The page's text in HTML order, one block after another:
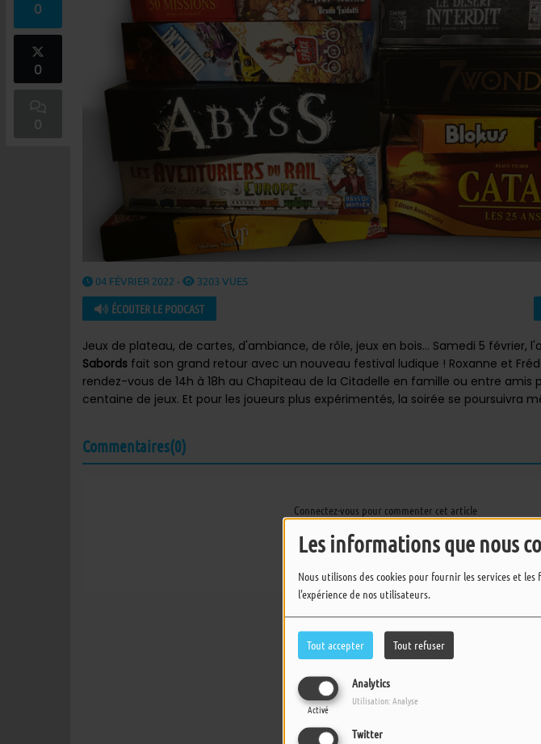
Les informations que nous
Nous utilisons des cookies pour fournir les services et
l'expérience de nos utilisateurs.
Tout accepter Tout refuser
Analytics
Activé
Utilisation: Analyse
Twitter
0
0
0
04 FÉVRIER 2022 - 3203 VUES
ÉCOUTER LE PODCAST
Jeux de plateau, de cartes, d'ambiance, de rôle, jeux en bois... Samedi 5 février,
Sabords fait son grand retour avec un nouveau festival ludique ! Roxanne et
rendez-vous de 14h à 18h au Chapiteau de la Citadelle en famille ou entre amis
centaine de jeux. Et pour les joueurs plus expérimentés, la soirée se poursuivra
Commentaires(0)
Connectez-vous pour commenter cet article
SE CONNECTER